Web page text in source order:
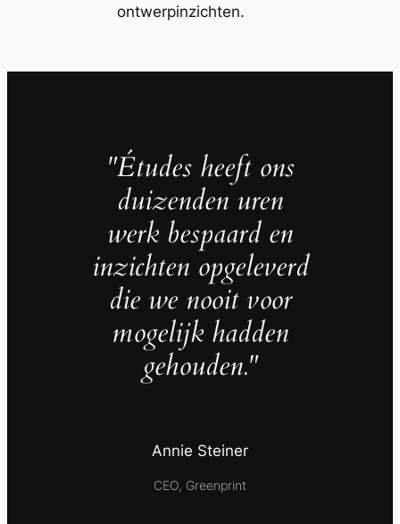
ontwerpinzichten.
"Études heeft ons
duizenden uren
werk bespaard en
inzichten opgeleverd
die we nooit voor
mogelijk hadden
gehouden."
Annie Steiner
CEO, Greenprint